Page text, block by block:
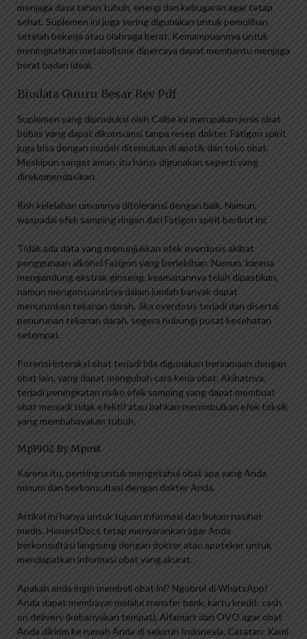
menjaga daya tahan tubuh, energi dan kebugaran agar tetap
sehat. Suplemen ini juga sering digunakan untuk pemulihan
setelah bekerja atau olahraga berat. Kemampuannya untuk
meningkatkan metabolisme dipercaya dapat membantu menjaga
berat badan ideal.
Biodata Guuru Besar Rev Pdf
Suplemen yang diproduksi oleh Calbe ini merupakan jenis obat
bebas yang dapat dikonsumsi tanpa resep dokter. Fatigon spirit
juga bisa dengan mudah ditemukan di apotik dan toko obat.
Meskipun sangat aman, itu harus digunakan seperti yang
direkomendasikan.
Roh kelelahan umumnya ditoleransi dengan baik. Namun,
waspadai efek samping ringan dari Fatigon spirit berikut ini:
Tidak ada data yang menunjukkan efek overdosis akibat
penggunaan alkohol Fatigon yang berlebihan. Namun, karena
mengandung ekstrak ginseng, keamanannya telah dipastikan,
namun mengonsumsinya dalam jumlah banyak dapat
menurunkan tekanan darah. Jika overdosis terjadi dan disertai
penurunan tekanan darah, segera hubungi pusat kesehatan
setempat.
Potensi interaksi obat terjadi bila digunakan bersamaan dengan
obat lain, yang dapat mengubah cara kerja obat. Akibatnya,
terjadi peningkatan risiko efek samping yang dapat membuat
obat menjadi tidak efektif atau bahkan menimbulkan efek toksik
yang membahayakan tubuh.
Mp1902 By Mpost
Karena itu, penting untuk mengetahui obat apa yang Anda
minum dan berkonsultasi dengan dokter Anda.
Artikel ini hanya untuk tujuan informasi dan bukan nasihat
medis. HonestDocs tetap menyarankan agar Anda
berkonsultasi langsung dengan dokter atau apoteker untuk
mendapatkan informasi obat yang akurat.
Apakah anda ingin membeli obat ini? Ngobrol di WhatsApp!
Anda dapat membayar melalui transfer bank, kartu kredit, cash
on delivery (kebanyakan tempat), Alfamart dan OVO agar obat
Anda dikirim ke rumah Anda di seluruh Indonesia. Catatan: Kami